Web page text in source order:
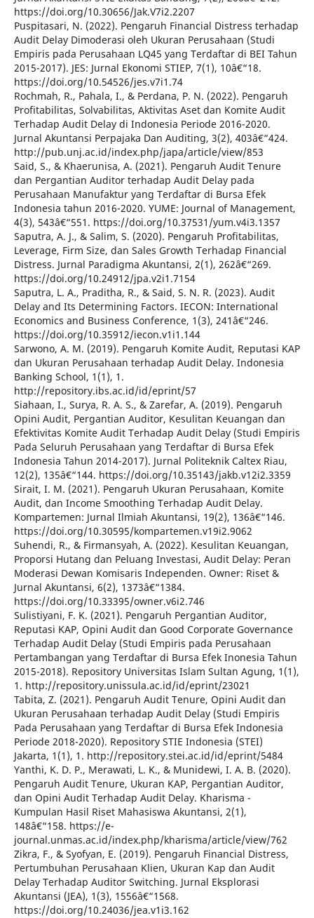
https://doi.org/10.30656/Jak.V7i2.2207
Puspitasari, N. (2022). Pengaruh Financial Distress terhadap
Audit Delay Dimoderasi oleh Ukuran Perusahaan (Studi
Empiris pada Perusahaan LQ45 yang Terdaftar di BEI Tahun
2015-2017). JES: Jurnal Ekonomi STIEP, 7(1), 10â€“18.
https://doi.org/10.54526/jes.v7i1.74
Rochmah, R., Pahala, I., & Perdana, P. N. (2022). Pengaruh
Profitabilitas, Solvabilitas, Aktivitas Aset dan Komite Audit
Terhadap Audit Delay di Indonesia Periode 2016-2020.
Jurnal Akuntansi Perpajaka Dan Auditing, 3(2), 403â€“424.
http://pub.unj.ac.id/index.php/japa/article/view/853
Said, S., & Khaerunisa, A. (2021). Pengaruh Audit Tenure
dan Pergantian Auditor terhadap Audit Delay pada
Perusahaan Manufaktur yang Terdaftar di Bursa Efek
Indonesia tahun 2016-2020. YUME: Journal of Management,
4(3), 543â€“551. https://doi.org/10.37531/yum.v4i3.1357
Saputra, A. J., & Salim, S. (2020). Pengaruh Profitabilitas,
Leverage, Firm Size, dan Sales Growth Terhadap Financial
Distress. Jurnal Paradigma Akuntansi, 2(1), 262â€“269.
https://doi.org/10.24912/jpa.v2i1.7154
Saputra, L. A., Praditha, R., & Said, S. N. R. (2023). Audit
Delay and Its Determining Factors. IECON: International
Economics and Business Conference, 1(3), 241â€“246.
https://doi.org/10.35912/iecon.v1i1.144
Sarwono, A. M. (2019). Pengaruh Komite Audit, Reputasi KAP
dan Ukuran Perusahaan terhadap Audit Delay. Indonesia
Banking School, 1(1), 1.
http://repository.ibs.ac.id/id/eprint/57
Siahaan, I., Surya, R. A. S., & Zarefar, A. (2019). Pengaruh
Opini Audit, Pergantian Auditor, Kesulitan Keuangan dan
Efektivitas Komite Audit Terhadap Audit Delay (Studi Empiris
Pada Seluruh Perusahaan yang Terdaftar di Bursa Efek
Indonesia Tahun 2014-2017). Jurnal Politeknik Caltex Riau,
12(2), 135â€“144. https://doi.org/10.35143/jakb.v12i2.3359
Sirait, I. M. (2021). Pengaruh Ukuran Perusahaan, Komite
Audit, dan Income Smoothing Terhadap Audit Delay.
Kompartemen: Jurnal Ilmiah Akuntansi, 19(2), 136â€“146.
https://doi.org/10.30595/kompartemen.v19i2.9062
Suhendi, R., & Firmansyah, A. (2022). Kesulitan Keuangan,
Proporsi Hutang dan Peluang Investasi, Audit Delay: Peran
Moderasi Dewan Komisaris Independen. Owner: Riset &
Jurnal Akuntansi, 6(2), 1373â€“1384.
https://doi.org/10.33395/owner.v6i2.746
Sulistiyani, F. K. (2021). Pengaruh Pergantian Auditor,
Reputasi KAP, Opini Audit dan Good Corporate Governance
Terhadap Audit Delay (Studi Empiris pada Perusahaan
Pertambangan yang Terdaftar di Bursa Efek Inonesia Tahun
2015-2018). Repository Universitas Islam Sultan Agung, 1(1),
1. http://repository.unissula.ac.id/id/eprint/23021
Tabita, Z. (2021). Pengaruh Audit Tenure, Opini Audit dan
Ukuran Perusahaan terhadap Audit Delay (Studi Empiris
Pada Perusahaan yang Terdaftar di Bursa Efek Indonesia
Periode 2018-2020). Repository STIE Indonesia (STEI)
Jakarta, 1(1), 1. http://repository.stei.ac.id/id/eprint/5484
Yanthi, K. D. P., Merawati, L. K., & Munidewi, I. A. B. (2020).
Pengaruh Audit Tenure, Ukuran KAP, Pergantian Auditor,
dan Opini Audit Terhadap Audit Delay. Kharisma -
Kumpulan Hasil Riset Mahasiswa Akuntansi, 2(1),
148â€“158. https://e-
journal.unmas.ac.id/index.php/kharisma/article/view/762
Zikra, F., & Syofyan, E. (2019). Pengaruh Financial Distress,
Pertumbuhan Perusahaan Klien, Ukuran Kap dan Audit
Delay Terhadap Auditor Switching. Jurnal Eksplorasi
Akuntansi (JEA), 1(3), 1556â€“1568.
https://doi.org/10.24036/jea.v1i3.162